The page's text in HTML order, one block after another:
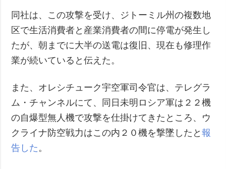
同社は、この攻撃を受け、ジトーミル州の複数地
区で生活消費者と産業消費者の間に停電が発生し
たが、朝までに大半の送電は復旧、現在も修理作
業が続いていると伝えた。
また、オレシチューク宇空軍司令官は、テレグラ
ム・チャンネルにて、同日未明ロシア軍は２２機
の自爆型無人機で攻撃を仕掛けてきたところ、ウ
クライナ防空戦力はこの内２０機を撃墜したと報
告した 。